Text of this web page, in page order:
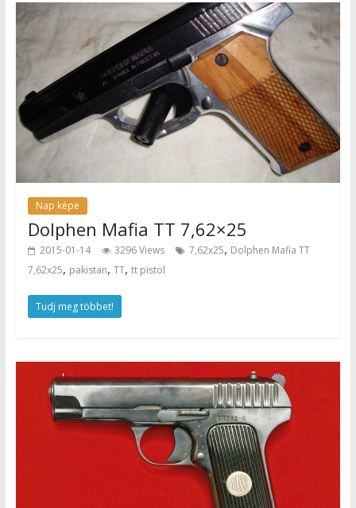
Nap képe
Dolphen Mafia TT 7,62×25
2015-01-14 3296 Views 7,62x25, Dolphen Mafia TT
7,62x25, pakistan, TT, tt pistol
Tudj meg többet!